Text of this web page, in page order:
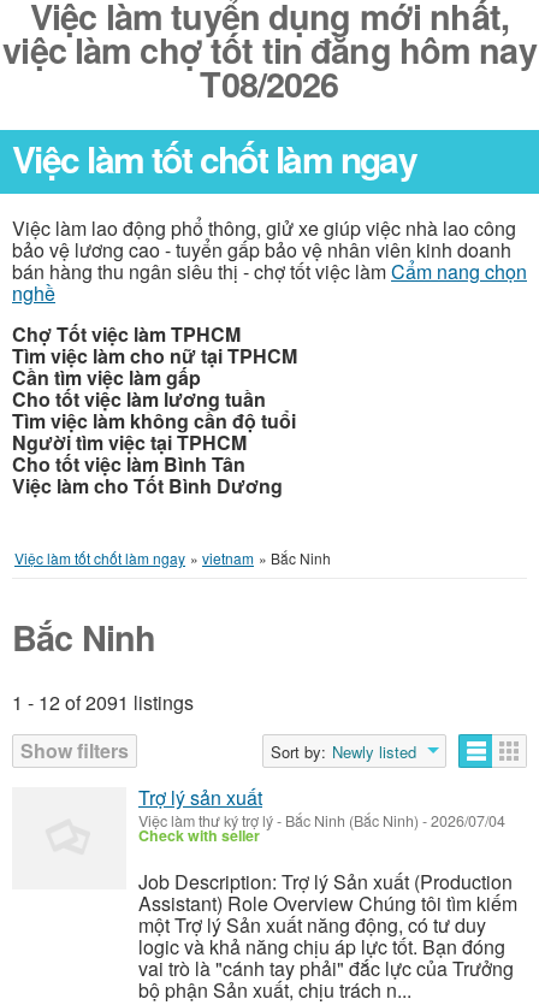
Việc làm tuyển dụng mới nhất,
việc làm chợ tốt tin đăng hôm nay
T08/2026
Việc làm tốt chốt làm ngay
Việc làm lao động phổ thông, giử xe giúp việc nhà lao công
bảo vệ lương cao - tuyển gấp bảo vệ nhân viên kinh doanh
bán hàng thu ngân siêu thị - chợ tốt việc làmCẩm nang chọn
nghề
Chợ Tốt việc làm TPHCM
Tìm việc làm cho nữ tại TPHCM
Cần tìm việc làm gấp
Cho tốt việc làm lương tuần
Tìm việc làm không cần độ tuổi
Người tìm việc tại TPHCM
Cho tốt việc làm Bình Tân
Việc làm cho Tốt Bình Dương
Việc làm tốt chốt làm ngay » vietnam » Bắc Ninh
Bắc Ninh
1 - 12 of 2091 listings
Show filters
Sort by: Newly listed
Listings
Trợ lý sản xuất
Việc làm thư ký trợ lý- Bắc Ninh (Bắc Ninh) -2026/07/04
Check with seller
Job Description: Trợ lý Sản xuất (Production
Assistant) Role Overview Chúng tôi tìm kiếm
một Trợ lý Sản xuất năng động, có tư duy
logic và khả năng chịu áp lực tốt. Bạn đóng
vai trò là "cánh tay phải" đắc lực của Trưởng
bộ phận Sản xuất, chịu trách n...